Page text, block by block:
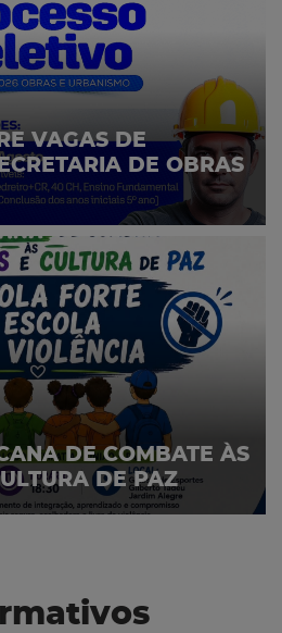
VAGAS DE
DE OBRAS
DE COMBATE ÀS
DE PAZ